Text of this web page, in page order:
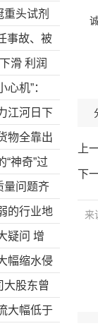
上
下
头试剂
堪忧
事故、被
滑 利润
舞
机”：
报期
江河日下
投资价
物全靠出
部世界
神奇”过
权
量问题齐
的行业地
疑问 增
不清
幅缩水侵
心勃勃
大股东曾
大幅低于